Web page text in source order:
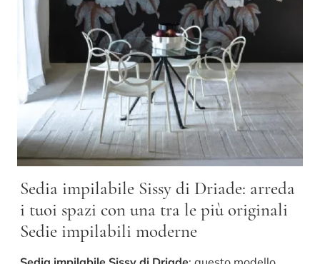
Sedia impilabile Sissy di Driade: arreda
i tuoi spazi con una tra le più originali
Sedie impilabili moderne